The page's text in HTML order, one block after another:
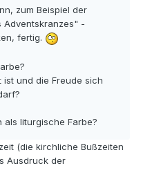
zum Beispiel der
Adventskranzes" -
fertig.
ist und die Freude sich
liturgische Farbe?
(die kirchliche Bußzeiten
Ausdruck der